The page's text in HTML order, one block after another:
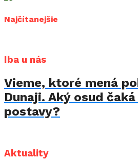
Najčítanejšie
Iba u nás
Vieme, ktoré mená
Dunaji. Aký osud
postavy?
Aktuality